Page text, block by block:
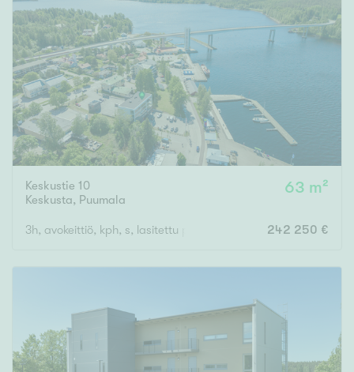
Tyydyttävä
Välttävä
Ominaisuudet
Hissi
Järvi- tai merinäköala
Maalämpö
Oma ranta
Oma sauna
Parveke
Keskustie 10
Keskusta, Puumala
63 m²
3h, avokeittiö, kph, s, lasitettu parveke 242 250 €